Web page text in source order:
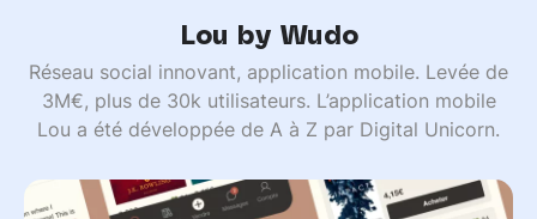
Lou by Wudo
Réseau social innovant, application mobile. Levée de
3M€, plus de 30k utilisateurs. L’application mobile
Lou a été développée de A à Z par Digital Unicorn.